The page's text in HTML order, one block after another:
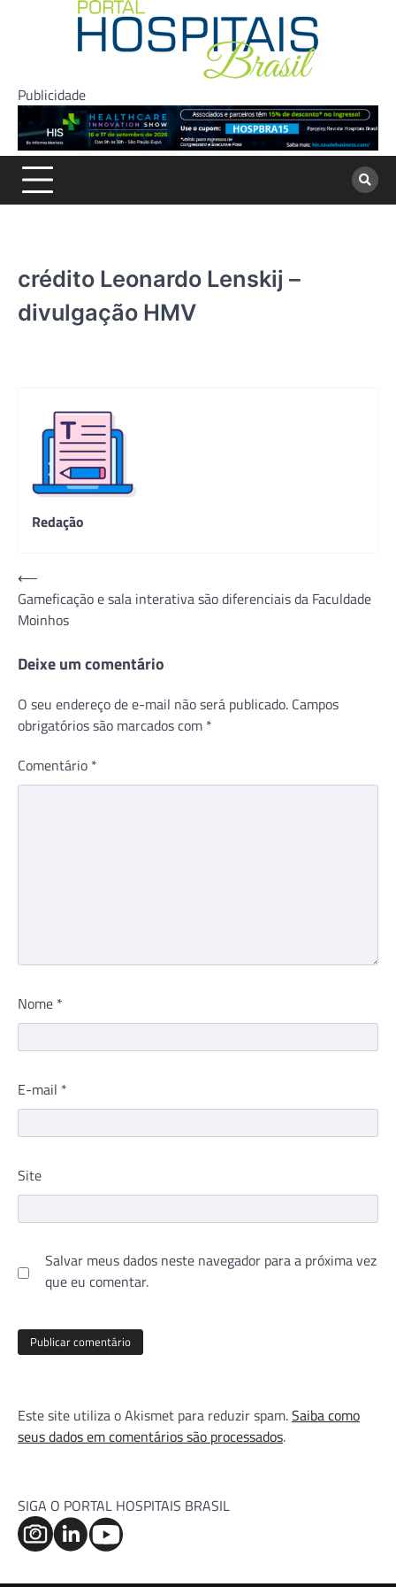
Publicidade
crédito Leonardo Lenskij –
divulgação HMV
Redação
Navegação
de
Post
⟵
Gameficação e sala interativa são diferenciais da Faculdade
Moinhos
Deixe um comentário
O seu endereço de e-mail não será publicado. Campos
obrigatórios são marcados com *
Comentário *
Nome *
E-mail *
Site
Salvar meus dados neste navegador para a próxima vez
que eu comentar.
Este site utiliza o Akismet para reduzir spam.Saiba como
seus dados em comentários são processados.
SIGA O PORTAL HOSPITAIS BRASIL